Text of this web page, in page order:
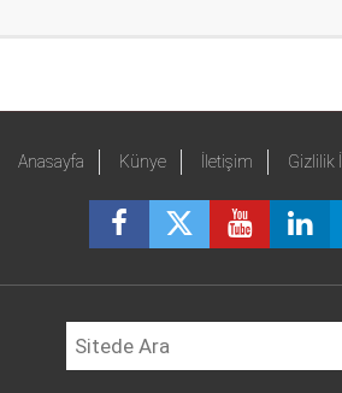
Anasayfa Künye İletişim Gizlilik